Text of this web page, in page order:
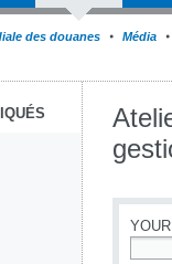
des douanes
Média